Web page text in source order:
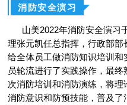
消防安全演习
山美2022年消防安全演习
理张元凯任总指挥，行政部
给全体员工做消防知识培训
员轮流进行了实践操作，最
次消防培训和消防演练，将
消防意识和防预技能，普及